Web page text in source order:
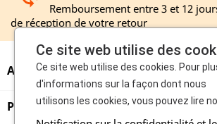
Remboursement entre 3 et 12
de réception de votre retour
A PROPOS
PRODUITS
Ce site web utilise des
Ce site web utilise des cookies. Pour
d'informations sur la façon dont nous
utilisons les cookies, vous pouvez lire